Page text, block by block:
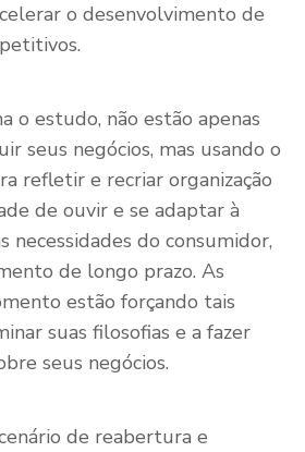
o desenvolvimento de
o estudo, não estão apenas
seus negócios, mas usando o
refletir e recriar organização
de ouvir e se adaptar à
necessidades do consumidor,
de longo prazo. As
estão forçando tais
suas filosofias e a fazer
seus negócios.
de reabertura e